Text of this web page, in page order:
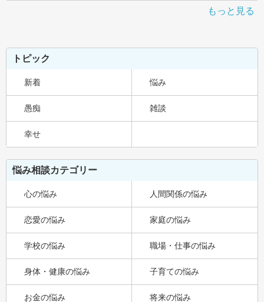
もっと見る
トピック
新着 悩み
愚痴 雑談
幸せ
悩み相談カテゴリー
心の悩み 人間関係の悩み
恋愛の悩み 家庭の悩み
学校の悩み 職場・仕事の悩み
身体・健康の悩み 子育ての悩み
お金の悩み 将来の悩み